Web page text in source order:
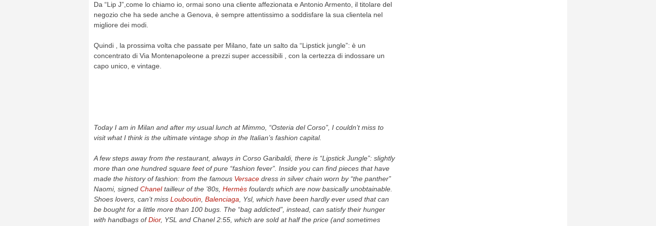
Da “Lip J”,come lo chiamo io, ormai sono una cliente affezionata e Antonio Armento, il titolare del
negozio che ha sede anche a Genova, è sempre attentissimo a soddisfare la sua clientela nel
migliore dei modi.
Quindi , la prossima volta che passate per Milano, fate un salto da “Lipstick jungle”: è un
concentrato di Via Montenapoleone a prezzi super accessibili , con la certezza di indossare un
capo unico, e vintage.
Today I am in Milan and after my usual lunch at Mimmo, “Osteria del Corso”, I couldn’t miss to
visit what I think is the ultimate vintage shop in the Italian’s fashion capital.
A few steps away from the restaurant, always in Corso Garibaldi, there is “Lipstick Jungle”: slightly
more than one hundred square feet of pure “fashion fever”. Inside you can find pieces that have
made ​​the history of fashion: from the famous Versace dress in silver chain worn by “the panther”
Naomi, signed Chaneltailleur of the ’80s, Hermès foulards which are now basically unobtainable.
Shoes lovers, can’t miss Louboutin Balenciaga , Ysl, which have been hardly ever used that can
be bought for a little more than 100 bugs. The “bag addicted”, instead, can satisfy their hunger
with handbags ofDior, YSL and Chanel 2:55, which are sold at half the price (and sometimes